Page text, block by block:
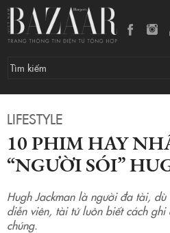
LIFESTYLE
10 PHIM HAY
“NGƯỜI SÓI”
Hugh Jackman là người đa tài,
diễn viên, tài tử luôn biết cách
chúng.
10 phim hay nhất của “Người